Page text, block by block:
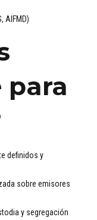
AIFMD)
definidos y
sobre emisores
y segregación